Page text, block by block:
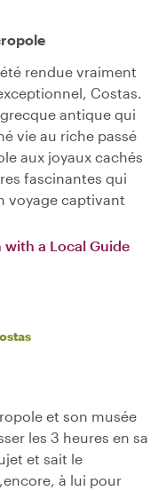
rendue vraiment
Costas.
antique qui
vie au riche passé
aux joyaux cachés
fascinantes qui
voyage captivant
with a Local Guide
et son musée
les 3 heures en sa
et sait le
à lui pour